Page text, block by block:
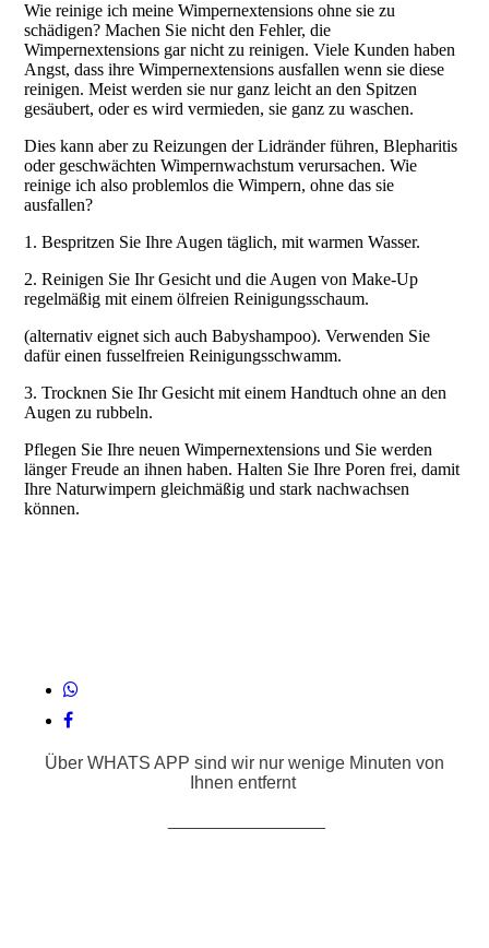
Wie reinige ich meine Wimpernextensions ohne sie zu
schädigen? Machen Sie nicht den Fehler, die
Wimpernextensions gar nicht zu reinigen. Viele Kunden haben
Angst, dass ihre Wimpernextensions ausfallen wenn sie diese
reinigen. Meist werden sie nur ganz leicht an den Spitzen
gesäubert, oder es wird vermieden, sie ganz zu waschen.
Dies kann aber zu Reizungen der Lidränder führen, Blepharitis
oder geschwächten Wimpernwachstum verursachen. Wie
reinige ich also problemlos die Wimpern, ohne das sie
ausfallen?
1. Bespritzen Sie Ihre Augen täglich, mit warmen Wasser.
2. Reinigen Sie Ihr Gesicht und die Augen von Make-Up
regelmäßig mit einem ölfreien Reinigungsschaum.
(alternativ eignet sich auch Babyshampoo). Verwenden Sie
dafür einen fusselfreien Reinigungsschwamm.
3. Trocknen Sie Ihr Gesicht mit einem Handtuch ohne an den
Augen zu rubbeln.
Pflegen Sie Ihre neuen Wimpernextensions und Sie werden
länger Freude an ihnen haben. Halten Sie Ihre Poren frei, damit
Ihre Naturwimpern gleichmäßig und stark nachwachsen
können.
Über WHATS APP sind wir nur wenige Minuten von
Ihnen entfernt